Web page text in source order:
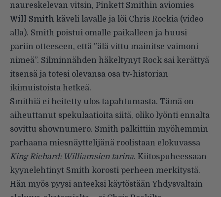
naureskelevan vitsin, Pinkett Smithin aviomies
Will Smith käveli lavalle ja löi Chris Rockia (video
alla). Smith poistui omalle paikalleen ja huusi
pariin otteeseen, että ”älä vittu mainitse vaimoni
nimeä”. Silminnähden häkeltynyt Rock sai kerättyä
itsensä ja totesi olevansa osa tv-historian
ikimuistoista hetkeä.
Smithiä ei heitetty ulos tapahtumasta. Tämä on
aiheuttanut spekulaatioita siitä, oliko lyönti ennalta
sovittu shownumero. Smith palkittiin myöhemmin
parhaana miesnäyttelijänä roolistaan elokuvassa
King Richard: Williamsien tarina. Kiitospuheessaan
kyynelehtinyt Smith korosti perheen merkitystä.
Hän myös pyysi anteeksi käytöstään Yhdysvaltain